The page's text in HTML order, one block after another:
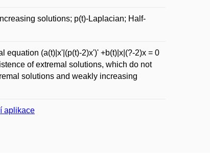
solutions; p(t)-Laplacian; Half-
(a(t)|x'|(p(t)-2)x')' +b(t)|x|(?-2)x = 0
of extremal solutions, which do not
solutions and weakly increasing
aplikace